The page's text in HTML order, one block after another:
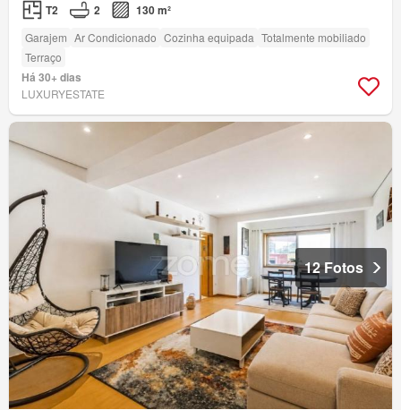
T2 2 130 m²
Garajem Ar Condicionado Cozinha equipada Totalmente mobiliado
Terraço
Há 30+ dias
LUXURYESTATE
12 Fotos